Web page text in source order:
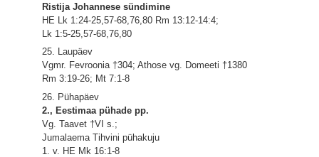
Ristija Johannese sündimine
HE Lk 1:24-25,57-68,76,80 Rm 13:12-14:4;
Lk 1:5-25,57-68,76,80
25. Laupäev
Vgmr. Fevroonia †304; Athose vg. Domeeti †1380
Rm 3:19-26; Mt 7:1-8
26. Pühapäev
2., Eestimaa pühade pp.
Vg. Taavet †VI s.;
Jumalaema Tihvini pühakuju
1. v. HE Mk 16:1-8